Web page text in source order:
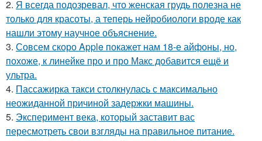
2. Я всегда подозревал, что женская грудь полезна не
только для красоты, а теперь нейробиологи вроде как
нашли этому научное объяснение.
3. Совсем скоро Apple покажет нам 18-е айфоны, но,
похоже, к линейке про и про Макс добавится ещё и
ультра.
4. Пассажирка такси столкнулась с максимально
неожиданной причиной задержки машины.
5. Эксперимент века, который заставит вас
пересмотреть свои взгляды на правильное питание.